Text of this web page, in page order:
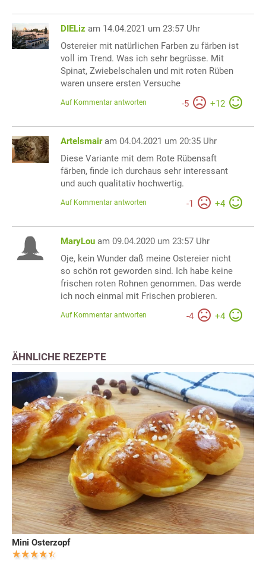
DIELiz am 14.04.2021 um 23:57 Uhr
Ostereier mit natürlichen Farben zu färben ist
voll im Trend. Was ich sehr begrüsse. Mit
Spinat, Zwiebelschalen und mit roten Rüben
waren unsere ersten Versuche
-5 +12
Auf Kommentar antworten
Artelsmair am 04.04.2021 um 20:35 Uhr
Diese Variante mit dem Rote Rübensaft
färben, finde ich durchaus sehr interessant
und auch qualitativ hochwertig.
-1 +4
Auf Kommentar antworten
MaryLou am 09.04.2020 um 23:57 Uhr
Oje, kein Wunder daß meine Ostereier nicht
so schön rot geworden sind. Ich habe keine
frischen roten Rohnen genommen. Das werde
ich noch einmal mit Frischen probieren.
-4 +4
Auf Kommentar antworten
ÄHNLICHE REZEPTE
Mini Osterzopf